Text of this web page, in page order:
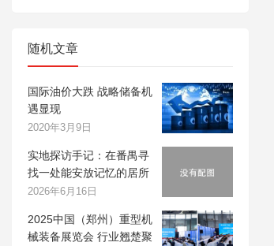
随机文章
国际油价大跌 战略储备机
遇显现
2020年3月9日
实地探访手记：在番禺寻
找一处能安放记忆的居所
2026年6月16日
2025中国（郑州）重型机
械装备展览会 行业翘楚聚